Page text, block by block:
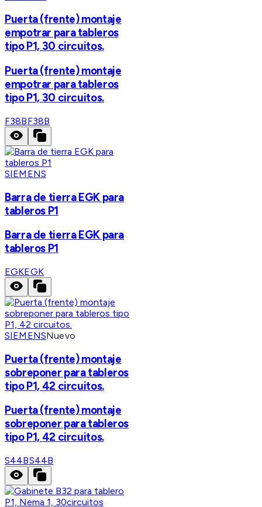
Puerta (frente) montaje
empotrar para tableros
tipo P1, 30 circuitos.
Puerta (frente) montaje
empotrar para tableros
tipo P1, 30 circuitos.
F38BF38B
SIEMENS
Barra de tierra EGK para
tableros P1
Barra de tierra EGK para
tableros P1
EGKEGK
SIEMENSNuevo
Puerta (frente) montaje
sobreponer para tableros
tipo P1, 42 circuitos.
Puerta (frente) montaje
sobreponer para tableros
tipo P1, 42 circuitos.
S44BS44B